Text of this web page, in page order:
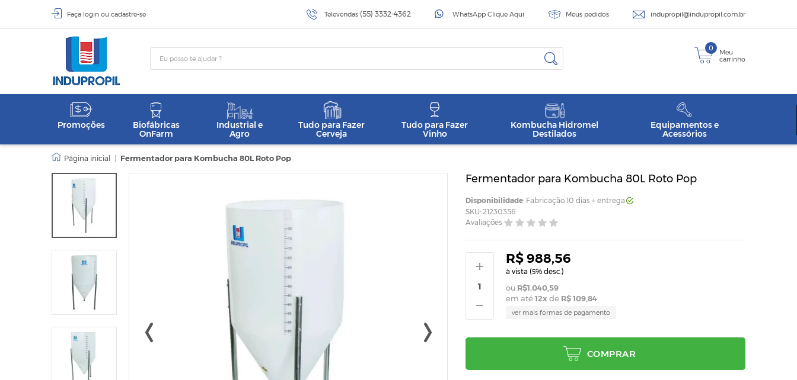
Faça login ou cadastre-se Televendas (55) 3332-4362 WhatsApp Clique Aqui Meus pedidos indupropil@indupropil.com.br
0
Meu
carrinho
Promoções
Biofábricas
OnFarm
Industrial e
Agro
Tudo para Fazer
Cerveja
Tudo para Fazer
Vinho
Kombucha Hidromel
Destilados
Equipamentos e
Acessórios
Fermentador para Kombucha 80L Roto Pop
Fermentador para Kombucha 80L Roto Pop
Disponibilidade: Fabricação 10 dias + entrega
SKU: 21230356
Avaliações
R$ 988,56
à vista (5% desc.)
R$1.040,59
em até 12x de R$ 109,84
ver mais formas de pagamento
COMPRAR